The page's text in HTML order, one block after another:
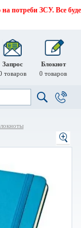
потреби ЗСУ. Все буде
Запрос
товаров
Блокнот
0 товаров